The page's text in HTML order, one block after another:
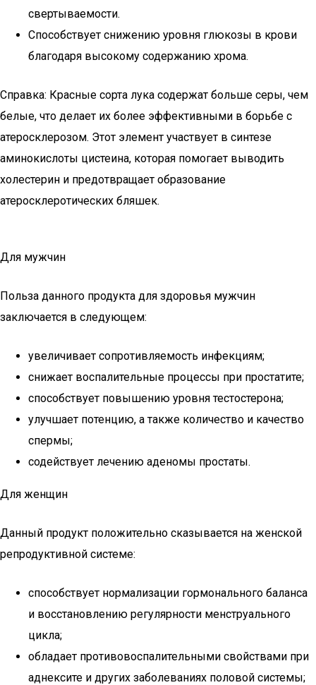
свертываемости.
Способствует снижению уровня глюкозы в крови
благодаря высокому содержанию хрома.
Справка: Красные сорта лука содержат больше серы, чем
белые, что делает их более эффективными в борьбе с
атеросклерозом. Этот элемент участвует в синтезе
аминокислоты цистеина, которая помогает выводить
холестерин и предотвращает образование
атеросклеротических бляшек.
Для мужчин
Польза данного продукта для здоровья мужчин
заключается в следующем:
увеличивает сопротивляемость инфекциям;
снижает воспалительные процессы при простатите;
способствует повышению уровня тестостерона;
улучшает потенцию, а также количество и качество
спермы;
содействует лечению аденомы простаты.
Для женщин
Данный продукт положительно сказывается на женской
репродуктивной системе:
способствует нормализации гормонального баланса
и восстановлению регулярности менструального
цикла;
обладает противовоспалительными свойствами при
аднексите и других заболеваниях половой системы;